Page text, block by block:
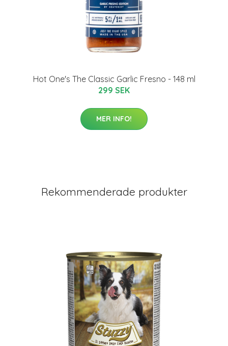
Hot One's The Classic Garlic Fresno - 148 ml
299 SEK
MER INFO!
Rekommenderade produkter